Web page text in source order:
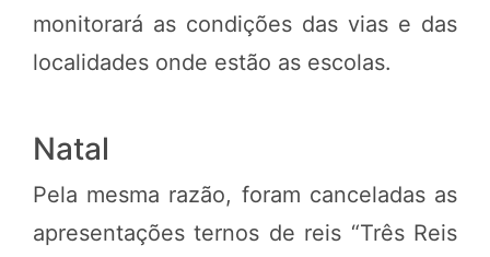
monitorará as condições das vias e das
localidades onde estão as escolas.
Natal
Pela mesma razão, foram canceladas as
apresentações ternos de reis “Três Reis